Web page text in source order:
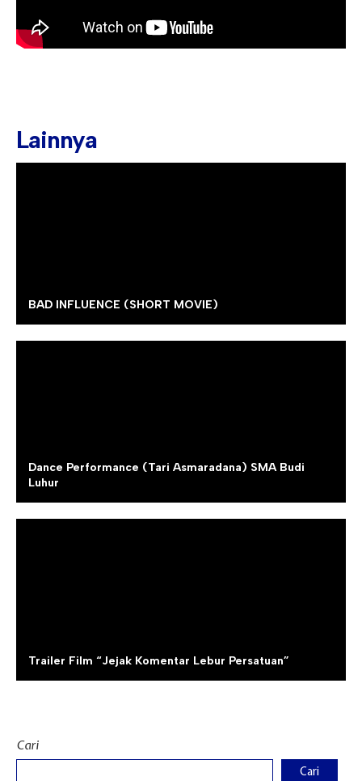
Hari Guru 24 November
Lainnya
BAD INFLUENCE (SHORT MOVIE)
Dance Performance (Tari Asmaradana) SMA Budi
Luhur
Trailer Film “Jejak Komentar Lebur Persatuan”
Cari
Cari